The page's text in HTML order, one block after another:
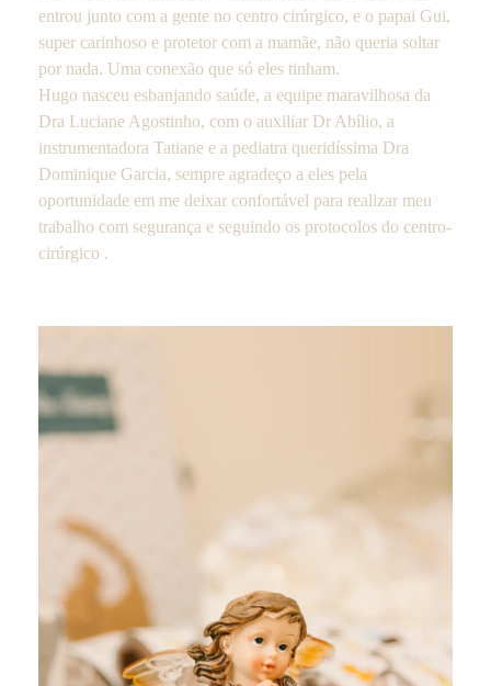
entrou junto com a gente no centro cirúrgico, e o papai Gui,
super carinhoso e protetor com a mamãe, não queria soltar
por nada. Uma conexão que só eles tinham.
Hugo nasceu esbanjando saúde, a equipe maravilhosa da
Dra Luciane Agostinho, com o auxiliar Dr Abílio, a
instrumentadora Tatiane e a pediatra queridíssima Dra
Dominique Garcia, sempre agradeço a eles pela
oportunidade em me deixar confortável para realizar meu
trabalho com segurança e seguindo os protocolos do centro-
cirúrgico .